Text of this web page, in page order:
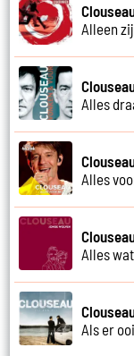
Alleen
Alles
Alles
Alles
Als er